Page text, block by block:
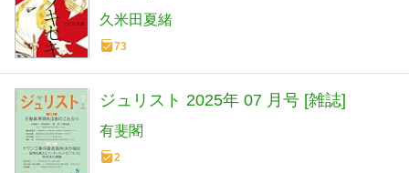
久米田夏緒
73
ジュリスト 2025年 07 月号 [雑誌]
有斐閣
2